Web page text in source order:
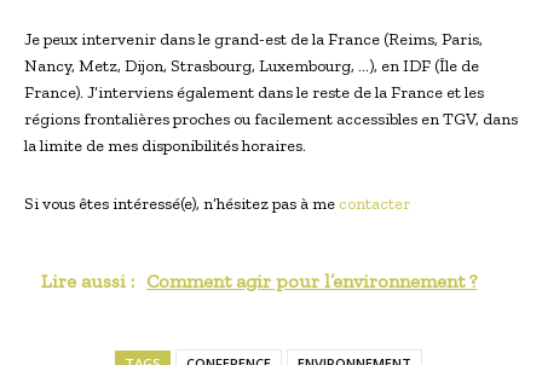
Je peux intervenir dans le grand-est de la France (Reims, Paris,
Nancy, Metz, Dijon, Strasbourg, Luxembourg, …), en IDF (Île de
France). J’interviens également dans le reste de la France et les
régions frontalières proches ou facilement accessibles en TGV, dans
la limite de mes disponibilités horaires.
Si vous êtes intéressé(e), n’hésitez pas à me contacter
Lire aussi : Comment agir pour l’environnement ?